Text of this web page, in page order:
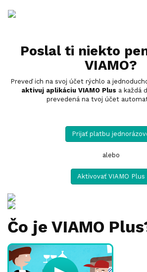
Poslal ti niekto
VIAMO?
Preveď ich na svoj účet rýchlo a
aktivuj aplikáciu VIAMO Plus a každá
prevedená na tvoj účet
Prijať platbu
alebo
Aktivovať VIAMO Plus
Čo je VIAMO